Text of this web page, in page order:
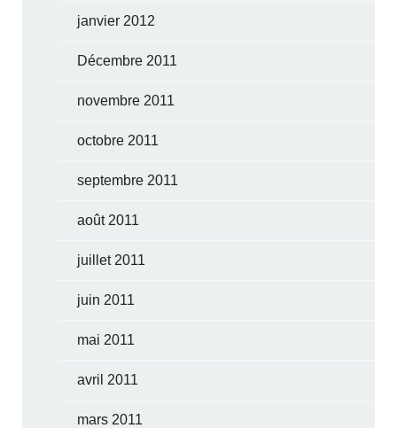
janvier 2012
Décembre 2011
novembre 2011
octobre 2011
septembre 2011
août 2011
juillet 2011
juin 2011
mai 2011
avril 2011
mars 2011